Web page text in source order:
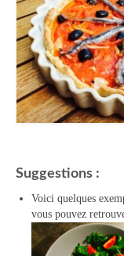
Suggestions :
Voici quelques
vous pouvez